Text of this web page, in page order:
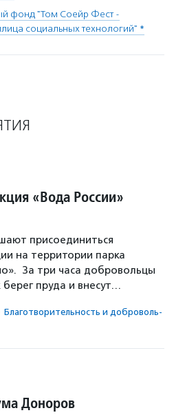
фонд "Том Соейр Фест -
социальных технологий" *
«Вода России»
присоединиться
на территории парка
За три часа добровольцы
пруда и внесут…
Благотвори­тель­ность и доброволь­
Доноров